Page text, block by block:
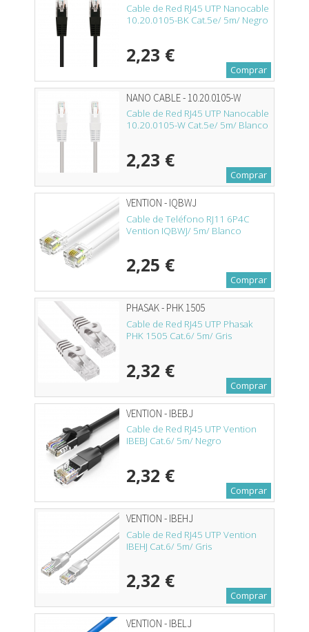
Cable de Red RJ45 UTP Nanocable
10.20.0105-BK Cat.5e/ 5m/ Negro
2,23 €
Comprar
NANO CABLE - 10.20.0105-W
Cable de Red RJ45 UTP Nanocable
10.20.0105-W Cat.5e/ 5m/ Blanco
2,23 €
Comprar
VENTION - IQBWJ
Cable de Teléfono RJ11 6P4C
Vention IQBWJ/ 5m/ Blanco
2,25 €
Comprar
PHASAK - PHK 1505
Cable de Red RJ45 UTP Phasak
PHK 1505 Cat.6/ 5m/ Gris
2,32 €
Comprar
VENTION - IBEBJ
Cable de Red RJ45 UTP Vention
IBEBJ Cat.6/ 5m/ Negro
2,32 €
Comprar
VENTION - IBEHJ
Cable de Red RJ45 UTP Vention
IBEHJ Cat.6/ 5m/ Gris
2,32 €
Comprar
VENTION - IBELJ